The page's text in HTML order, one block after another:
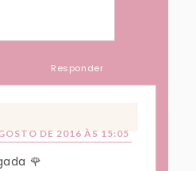
Responder
DE 2016 ÀS 15:05
🌹